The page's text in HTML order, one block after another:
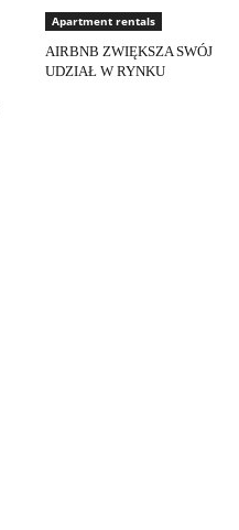
Apartment rentals
AIRBNB ZWIĘKSZA SWÓJ
UDZIAŁ W RYNKU